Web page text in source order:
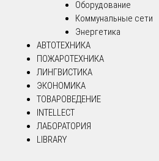
Оборудование
Коммунальные сети
Энергетика
АВТОТЕХНИКА
ПОЖАРОТЕХНИКА
ЛИНГВИСТИКА
ЭКОНОМИКА
ТОВАРОВЕДЕНИЕ
INTELLECT
ЛАБОРАТОРИЯ
LIBRARY